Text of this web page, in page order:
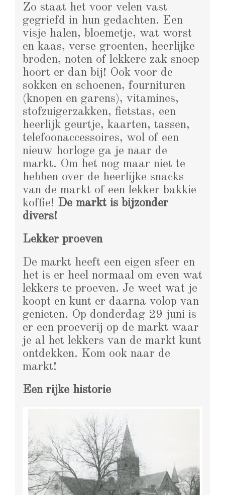
Zo staat het voor velen vast
gegriefd in hun gedachten. Een
visje halen, bloemetje, wat worst
en kaas, verse groenten, heerlijke
broden, noten of lekkere zak snoep
hoort er dan bij! Ook voor de
sokken en schoenen, fournituren
(knopen en garens), vitamines,
stofzuigerzakken, fietstas, een
heerlijk geurtje, kaarten, tassen,
telefoonaccessoires, wol of een
nieuw horloge ga je naar de
markt. Om het nog maar niet te
hebben over de heerlijke snacks
van de markt of een lekker bakkie
koffie! De markt is bijzonder
divers!
Lekker proeven
De markt heeft een eigen sfeer en
het is er heel normaal om even wat
lekkers te proeven. Je weet wat je
koopt en kunt er daarna volop van
genieten. Op donderdag 29 juni is
er een proeverij op de markt waar
je al het lekkers van de markt kunt
ontdekken. Kom ook naar de
markt!
Een rijke historie